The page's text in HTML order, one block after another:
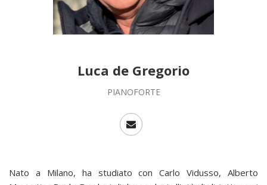
Luca de Gregorio
PIANOFORTE
Nato a Milano, ha studiato con Carlo Vidusso, Alberto